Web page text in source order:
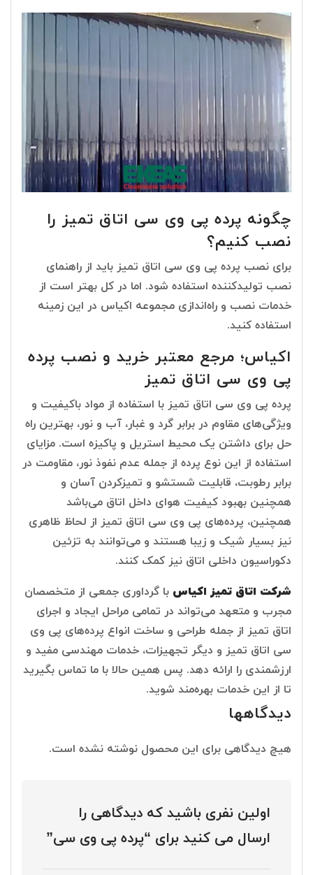
چگونه پرده پی وی سی اتاق تمیز را
نصب کنیم؟
برای نصب پرده پی وی سی اتاق تمیز باید از راهنمای
نصب تولیدکننده استفاده شود. اما در کل بهتر است از
خدمات نصب و راه‌اندازی مجموعه اکیاس در این زمینه
استفاده کنید.
اکیاس؛ مرجع معتبر خرید و نصب پرده
پی وی سی اتاق تمیز
پرده پی وی سی اتاق تمیز با استفاده از مواد باکیفیت و
ویژگی‌های مقاوم در برابر گرد و غبار، آب و نور، بهترین راه
حل برای داشتن یک محیط استریل و پاکیزه است. مزایای
استفاده از این نوع پرده از جمله عدم نفوذ نور، مقاومت در
برابر رطوبت، قابلیت شستشو و تمیزکردن آسان و
همچنین بهبود کیفیت هوای داخل اتاق می‌باشد
همچنین، پرده‌های پی وی سی اتاق تمیز از لحاظ ظاهری
نیز بسیار شیک و زیبا هستند و می‌توانند به تزئین
دکوراسیون داخلی اتاق نیز کمک کنند.
شرکت اتاق تمیز اکیاس با گرداوری جمعی از متخصصان
مجرب و متعهد می‌تواند در تمامی مراحل ایجاد و اجرای
اتاق تمیز از جمله طراحی و ساخت انواع پرده‌های پی وی
سی اتاق تمیز و دیگر تجهیزات، خدمات مهندسی مفید و
ارزشمندی را ارائه دهد. پس همین حالا با ما تماس بگیرید
تا از این خدمات بهره‌مند شوید.
دیدگاهها
هیچ دیدگاهی برای این محصول نوشته نشده است.
اولین نفری باشید که دیدگاهی را
ارسال می کنید برای “پرده پی وی سی”